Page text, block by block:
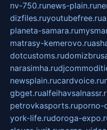
nv-750.runews-plain.ru
dizfiles.ruyoutubefree.ru
planeta-samara.ru
matrasy-kemerovo.ru
dotcustoms.ru
narasimha.ru
newsplain.rucardvoice.ru
gbget.ru
petrovkasports.ruporno-
york-life.rudoroga-